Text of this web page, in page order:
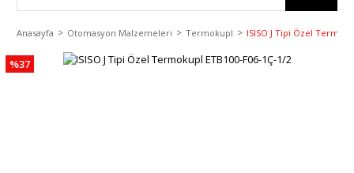
Anasayfa Otomasyon Malzemeleri Termokupl ISISO J Tipi Özel
%37